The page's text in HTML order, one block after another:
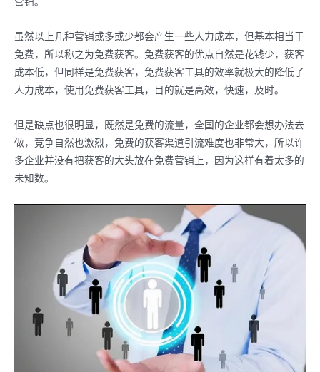
虽然以上几种营销或多或少都会产生一些人力成本，但基本相当于
免费，所以称之为免费获客。免费获客的优点自然是花钱少，获客
成本低，但同样是免费获客，免费获客工具的效率就极大的降低了
人力成本，使用免费获客工具，目的就是高效，快速，及时。
但是缺点也很明显，既然是免费的流量，全国的企业都会想办法去
做，竞争自然也激烈，免费的获客渠道引流难度也非常大，所以许
多企业并没有把获客的大头放在免费营销上，因为这样有着太多的
未知数。